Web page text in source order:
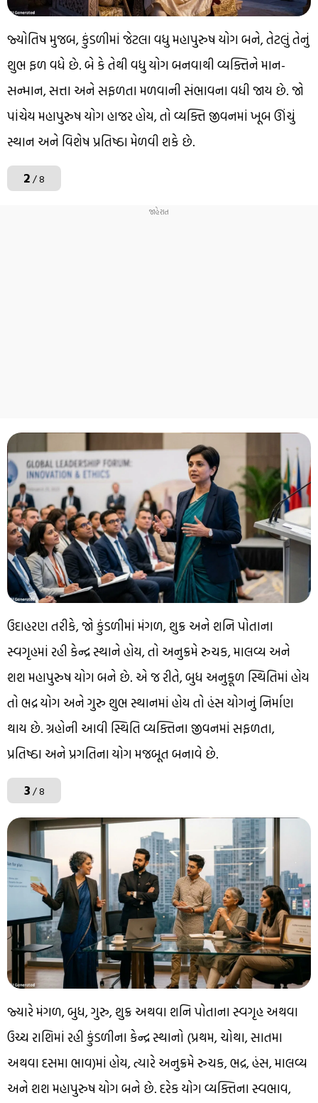
જ્યોતિષ મુજબ, કુંડળીમાં જેટલા વધુ મહાપુરુષ યોગ બને, તેટલું તેનું
શુભ ફળ વધે છે. બે કે તેથી વધુ યોગ બનવાથી વ્યક્તિને માન-
સન્માન, સત્તા અને સફળતા મળવાની સંભાવના વધી જાય છે. જો
પાંચેય મહાપુરુષ યોગ હાજર હોય, તો વ્યક્તિ જીવનમાં ખૂબ ઊંચું
સ્થાન અને વિશેષ પ્રતિષ્ઠા મેળવી શકે છે.
2/ 8
ઉદાહરણ તરીકે, જો કુંડળીમાં મંગળ, શુક્ર અને શનિ પોતાના
સ્વગૃહમાં રહી કેન્દ્ર સ્થાને હોય, તો અનુક્રમે રુચક, માલવ્ય અને
શશ મહાપુરુષ યોગ બને છે. એ જ રીતે, બુધ અનુકૂળ સ્થિતિમાં હોય
તો ભદ્ર યોગ અને ગુરુ શુભ સ્થાનમાં હોય તો હંસ યોગનું નિર્માણ
થાય છે. ગ્રહોની આવી સ્થિતિ વ્યક્તિના જીવનમાં સફળતા,
પ્રતિષ્ઠા અને પ્રગતિના યોગ મજબૂત બનાવે છે.
3/ 8
જ્યારે મંગળ, બુધ, ગુરુ, શુક્ર અથવા શનિ પોતાના સ્વગૃહ અથવા
ઉચ્ચ રાશિમાં રહી કુંડળીના કેન્દ્ર સ્થાનો (પ્રથમ, ચોથા, સાતમા
અથવા દસમા ભાવ)માં હોય, ત્યારે અનુક્રમે રુચક, ભદ્ર, હંસ, માલવ્ય
અને શશ મહાપુરુષ યોગ બને છે. દરેક યોગ વ્યક્તિના સ્વભાવ,